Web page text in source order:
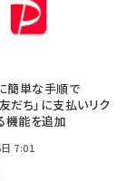
簡単な手順で
友だち」に支払いリク
機能を追加
7:01